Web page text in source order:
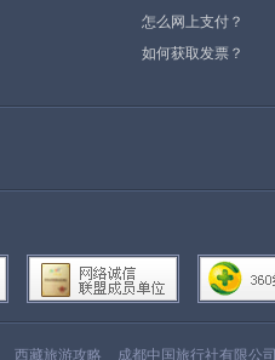
怎么网上支付？
如何获取发票？
西藏旅游攻略 成都中国旅行社有限公司